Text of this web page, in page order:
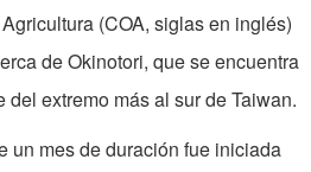
(COA, siglas en inglés)
de Okinotori, que se encuentra
extremo más al sur de Taiwan.
un mes de duración fue iniciada